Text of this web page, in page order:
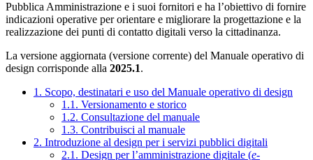
Pubblica Amministrazione e i suoi fornitori e ha l’obiettivo di fornire
indicazioni operative per orientare e migliorare la progettazione e la
realizzazione dei punti di contatto digitali verso la cittadinanza.
La versione aggiornata (versione corrente) del Manuale operativo di
design corrisponde alla 2025.1.
1. Scopo, destinatari e uso del Manuale operativo di design
1.1. Versionamento e storico
1.2. Consultazione del manuale
1.3. Contribuisci al manuale
2. Introduzione al design per i servizi pubblici digitali
2.1. Design per l’amministrazione digitale (e-